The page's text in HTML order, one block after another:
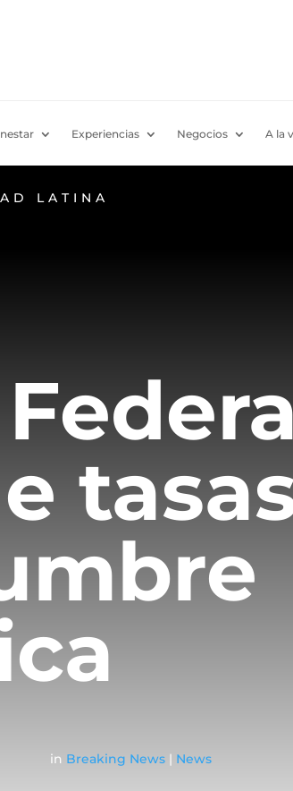
Experiencias Negocios A la
LATINA
in Breaking News | News